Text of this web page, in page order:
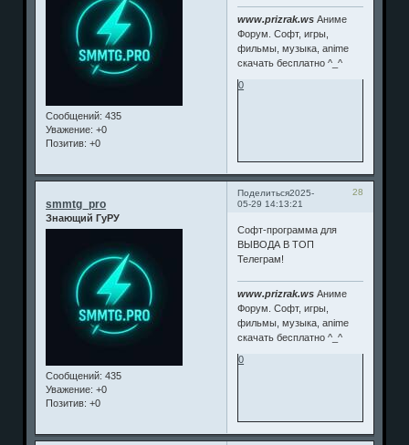
Сообщений: 435
Уважение: +0
Позитив: +0
www.prizrak.ws Аниме
Форум. Софт, игры,
фильмы, музыка, anime
скачать бесплатно ^_^
0
Поделиться 28
2025-
05-29 14:13:21
smmtg_pro
Знающий ГуРУ
Сообщений: 435
Уважение: +0
Позитив: +0
Софт-программа для
ВЫВОДА В ТОП
Телеграм!
www.prizrak.ws Аниме
Форум. Софт, игры,
фильмы, музыка, anime
скачать бесплатно ^_^
0